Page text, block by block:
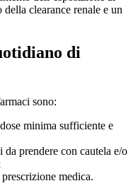
clearance renale e un
di
sono:
minima sufficiente e
da prendere con cautela e/o
medica.